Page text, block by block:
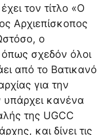
τον τίτλο «Ο
Αρχιεπίσκοπος
ο
σχεδόν όλοι
από το Βατικανό
για την
υπάρχει κανένα
της UGCC
και δίνει τις